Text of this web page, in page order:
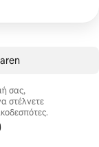
σας,
στέλνετε